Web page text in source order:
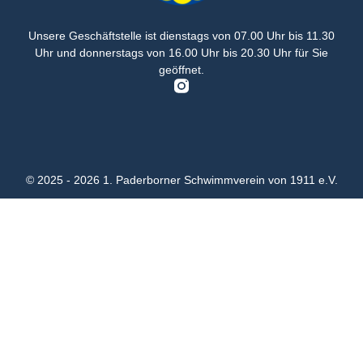
Unsere Geschäftstelle ist dienstags von 07.00 Uhr bis 11.30
Uhr und donnerstags von 16.00 Uhr bis 20.30 Uhr für Sie
geöffnet.
© 2025 - 2026 1. Paderborner Schwimmverein von 1911 e.V.